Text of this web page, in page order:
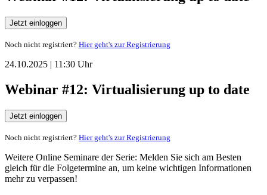
Jetzt einloggen
Noch nicht registriert? Hier geht's zur Registrierung
24.10.2025 | 11:30 Uhr
Webinar #12: Virtualisierung up to date
Jetzt einloggen
Noch nicht registriert? Hier geht's zur Registrierung
Weitere Online Seminare der Serie: Melden Sie sich am Besten
gleich für die Folgetermine an, um keine wichtigen Informationen
mehr zu verpassen!